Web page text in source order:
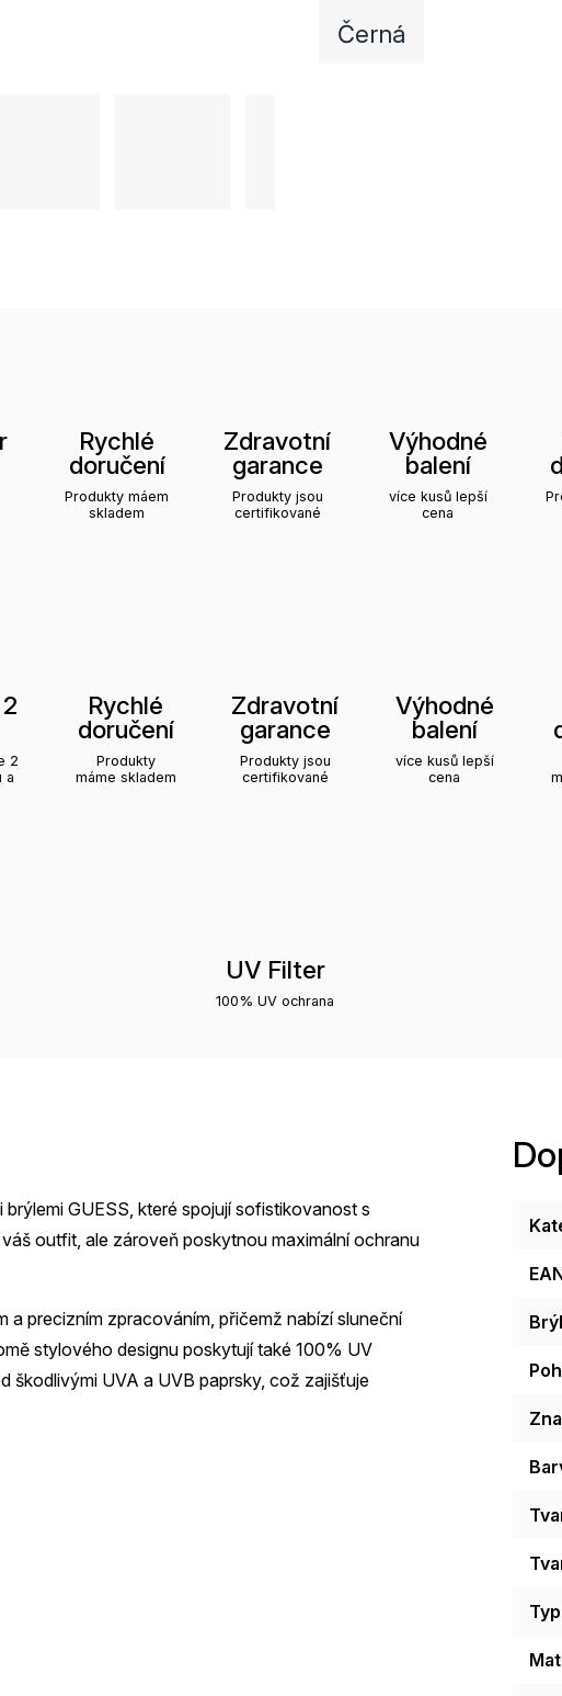
Černá
Rychlé
doručení
Produkty máem
skladem
Zdravotní
garance
Produkty jsou
certifikované
Výhodné
balení
více kusů lepší
cena
2
a
Rychlé
doručení
Produkty
máme skladem
Zdravotní
garance
Produkty jsou
certifikované
Výhodné
balení
více kusů lepší
cena
UV Filter
100% UV ochrana
GUESS, které spojují sofistikovanost s
outfit, ale zároveň poskytnou maximální ochranu
a precizním zpracováním, přičemž nabízí sluneční
stylového designu poskytují také 100% UV
škodlivými UVA a UVB paprsky, což zajišťuje